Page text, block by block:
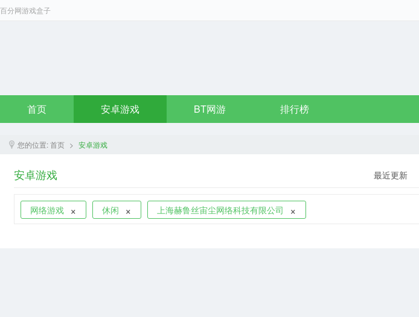
百分网游戏盒子
首页 安卓游戏 BT网游 排行榜
您的位置:首页 > 安卓游戏
安卓游戏 最近更新
网络游戏 × 休闲 × 上海赫鲁丝宙尘网络科技有限公司 ×